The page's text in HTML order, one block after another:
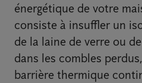
énergétique de votre
consiste à insuffler un
de la laine de verre ou
dans les combles
barrière thermique